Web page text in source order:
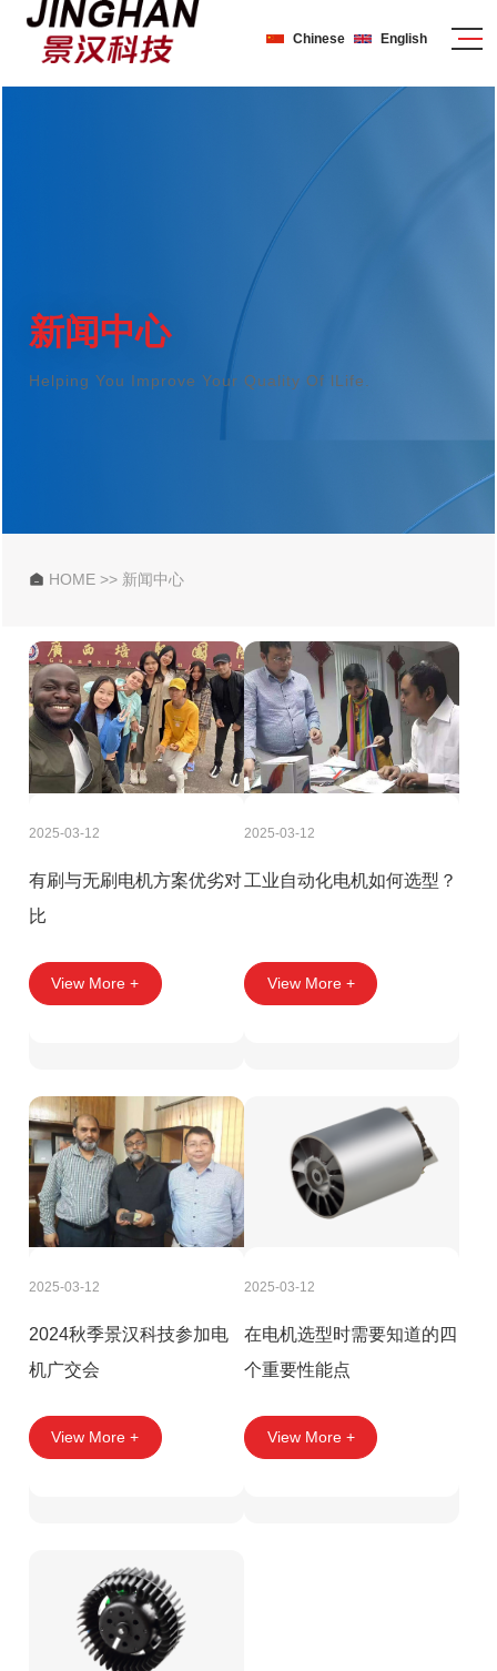
Chinese English
新闻中心
Helping You Improve Your Quality Of lLife.
 HOME>> 新闻中心
2025-03-12
有刷与无刷电机方案优劣对
比
View More +
2025-03-12
工业自动化电机如何选型？
View More +
2025-03-12
2024秋季景汉科技参加电
机广交会
View More +
2025-03-12
在电机选型时需要知道的四
个重要性能点
View More +